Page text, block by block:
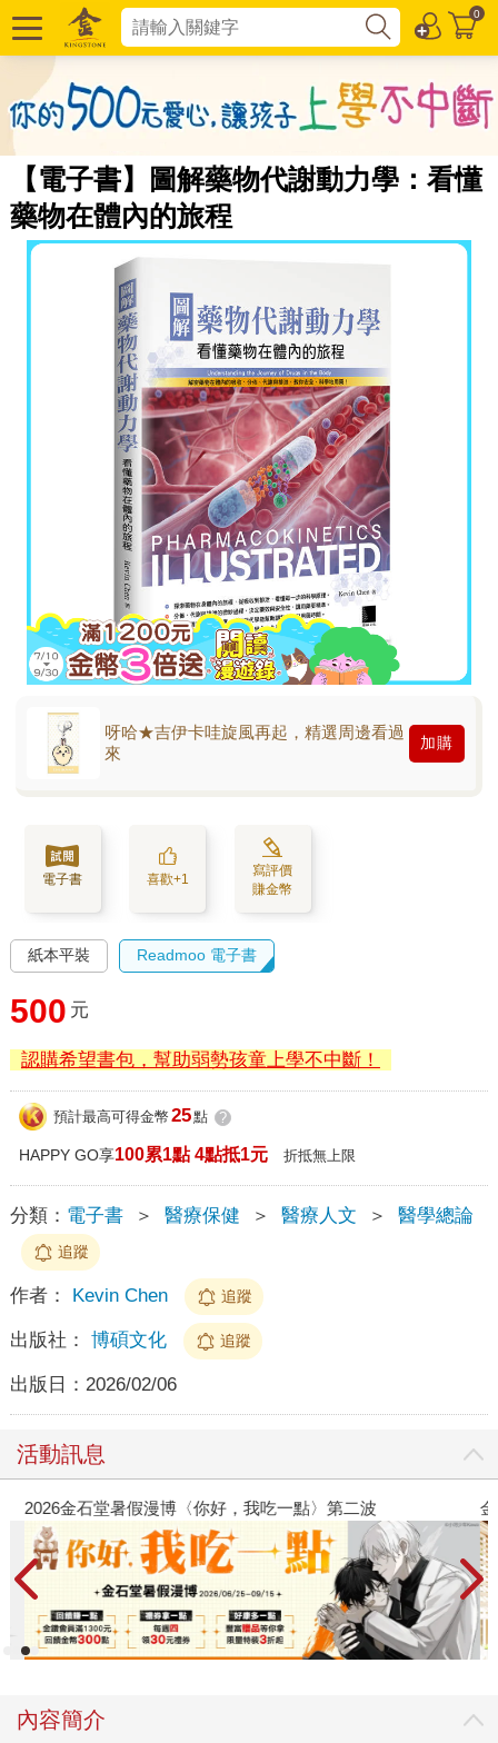
0
【電子書】圖解藥物代謝動力學：看懂
藥物在體內的旅程
呀哈★吉伊卡哇旋風再起，精選周邊看過
來
加購
電子書 喜歡+1
寫評價
賺金幣
紙本平裝 Readmoo 電子書
500 元
認購希望書包，幫助弱勢孩童上學不中斷！
預計最高可得金幣 25點 ?
HAPPY GO享100累1點 4點抵1元 折抵無上限
分類： 電子書 ＞ 醫療保健 ＞ 醫療人文 ＞ 醫學總論
追蹤
作者： Kevin Chen 追蹤
出版社： 博碩文化 追蹤
出版日： 2026/02/06
活動訊息
2026金石堂暑假漫博〈你好，我吃一點〉第二波
內容簡介